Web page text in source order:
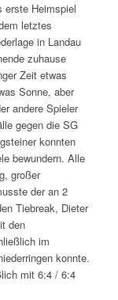
erste Heimspiel
letztes
in Landau
zuhause
Zeit etwas
Sonne, aber
andere Spieler
gegen die SG
konnten
bewundern. Alle
großer
der an 2
Tiebreak, Dieter
den
im
konnte.
mit 6:4 / 6:4